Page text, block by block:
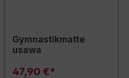
Gymnastikmatte
usawa
47,90 €*